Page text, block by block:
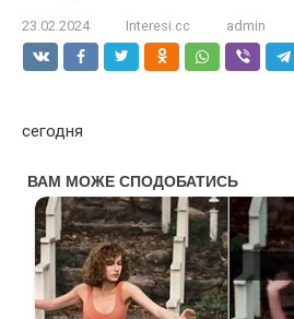
23.02.2024 Interesi.cc admin
сегодня